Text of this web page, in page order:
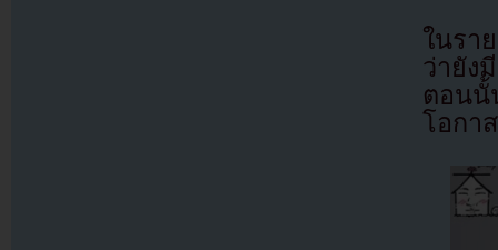
ในรา
ว่ายัง
ตอนนั้
โอกา